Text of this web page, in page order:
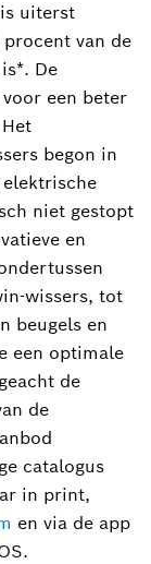
uiterst
van de
De
een beter
begon in
niet gestopt
en
wissers, tot
beugels en
een optimale
de
de
catalogus
in print,
en via de app